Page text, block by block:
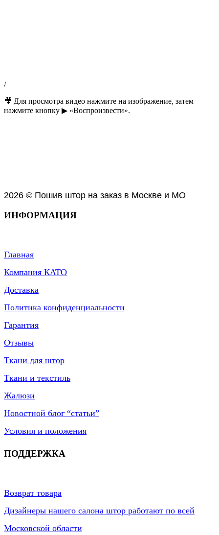
/
🎥 Для просмотра видео нажмите на изображение, затем
нажмите кнопку ▶ «Воспроизвести».
2026 © Пошив штор на заказ в Москве и МО
ИНФОРМАЦИЯ
Главная
Компания КАТО
Доставка
Политика конфиденциальности
Гарантия
Отзывы
Ткани для штор
Ткани и текстиль
Жалюзи
Новостной блог “статьи”
Условия и положения
ПОДДЕРЖКА
Возврат товара
Дизайнеры нашего салона штор работают по всей
Московской области